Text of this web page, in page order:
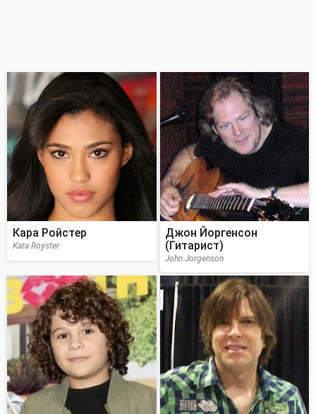
Кара Ройстер
Kara Royster
Джон Йоргенсон
(Гитарист)
John Jorgenson